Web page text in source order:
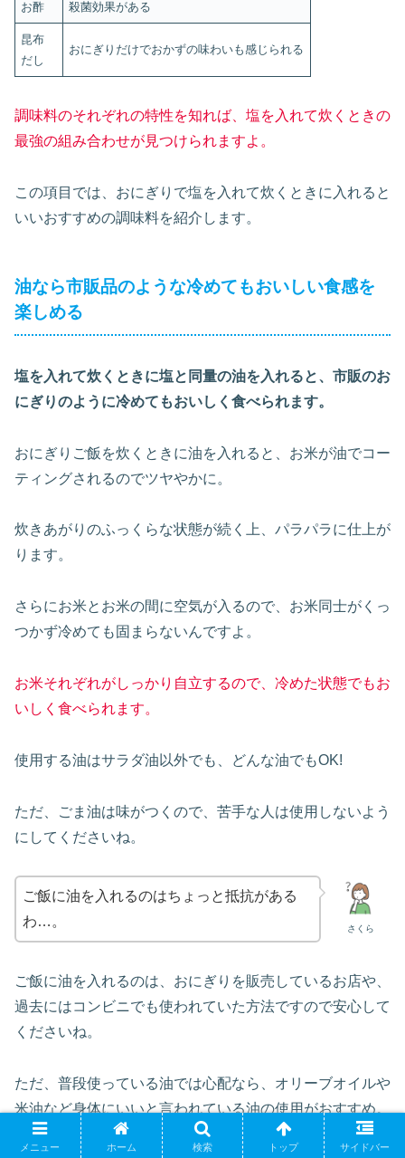
お酢 殺菌効果がある
昆布
だし
おにぎりだけでおかずの味わいも感じられる
調味料のそれぞれの特性を知れば、塩を入れて炊くときの
最強の組み合わせが見つけられますよ。
この項目では、おにぎりで塩を入れて炊くときに入れると
いいおすすめの調味料を紹介します。
油なら市販品のような冷めてもおいしい食感を
楽しめる
塩を入れて炊くときに塩と同量の油を入れると、市販のお
にぎりのように冷めてもおいしく食べられます。
おにぎりご飯を炊くときに油を入れると、お米が油でコー
ティングされるのでツヤやかに。
炊きあがりのふっくらな状態が続く上、パラパラに仕上が
ります。
さらにお米とお米の間に空気が入るので、お米同士がくっ
つかず冷めても固まらないんですよ。
お米それぞれがしっかり自立するので、冷めた状態でもお
いしく食べられます。
使用する油はサラダ油以外でも、どんな油でもOK!
ただ、ごま油は味がつくので、苦手な人は使用しないよう
にしてくださいね。
さくら
ご飯に油を入れるのはちょっと抵抗がある
わ…。
ご飯に油を入れるのは、おにぎりを販売しているお店や、
過去にはコンビニでも使われていた方法ですので安心して
くださいね。
ただ、普段使っている油では心配なら、オリーブオイルや
米油など身体にいいと言われている油の使用がおすすめ。
メニュー ホーム 検索 トップ サイドバー